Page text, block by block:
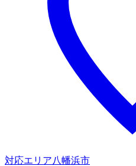
対応エリア八幡浜市